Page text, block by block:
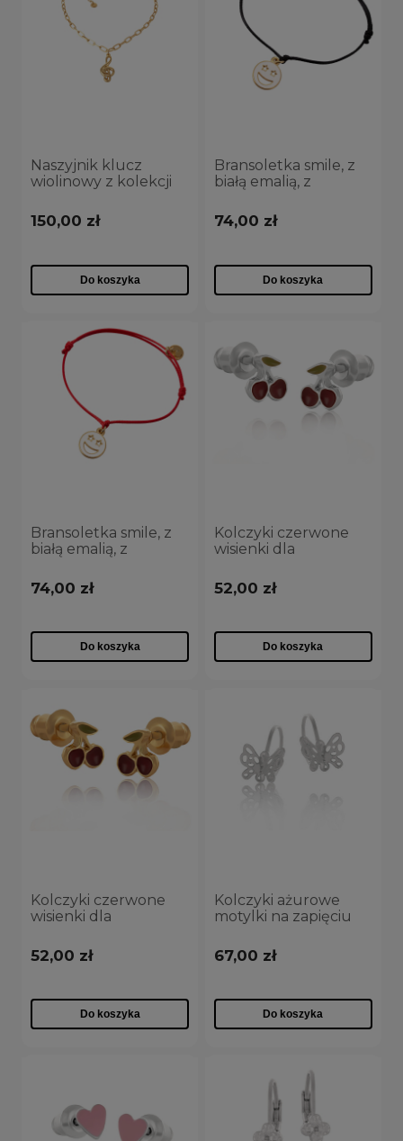
Naszyjnik klucz
wiolinowy z kolekcji
Martelle długość 50
cm (C24/NUT/01/1AU)
150,00 zł
Do koszyka
Bransoletka smile, z
białą emalią, z
kolekcji TEEN VIBE
(B24/TEN/10AU)
74,00 zł
Do koszyka
Bransoletka smile, z
białą emalią, z
sznurkiem z kolekcji
TEEN VIBE
74,00 zł
Do koszyka
Kolczyki czerwone
wisienki dla
(P15/KDS/13AG)
52,00 zł
Do koszyka
Kolczyki czerwone
wisienki dla
(P15/KDS/13AU)
52,00 zł
Do koszyka
Kolczyki ażurowe
motylki na zapięciu
dziewczynki
(P13278AG)
67,00 zł
Do koszyka